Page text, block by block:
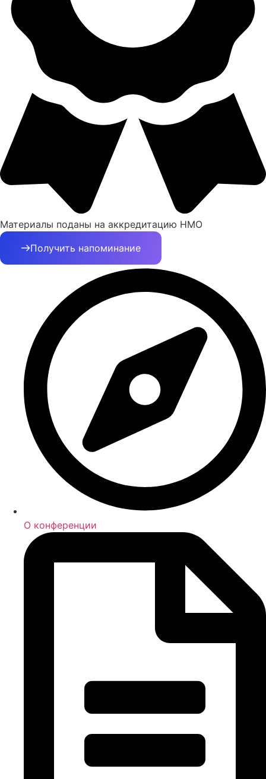
Материалы поданы на аккредитацию НМО
Получить напоминание
О конференции